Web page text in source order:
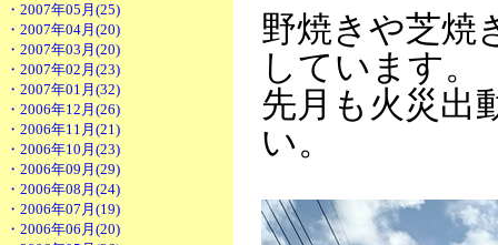
・2007年05月(25)
・2007年04月(20)
・2007年03月(20)
・2007年02月(23)
・2007年01月(32)
・2006年12月(26)
・2006年11月(21)
・2006年10月(23)
・2006年09月(29)
・2006年08月(24)
・2006年07月(19)
・2006年06月(20)
野焼きや芝焼
しています。
先月も火災出
い。